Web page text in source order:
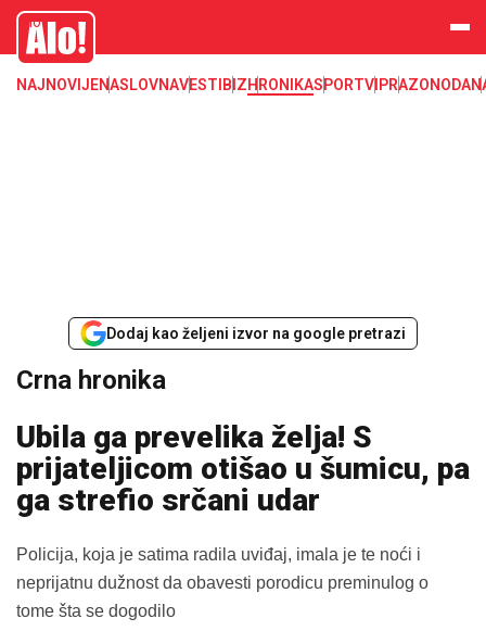
Crna hronika, smrt, ubistvo, likvidacija, krađa, pljačka, hapšenje, policija,
poginuli, zaplena, carina
Alo
NAJNOVIJENASLOVNAVESTI BIZHRONIKASPORTVIPRAZONODA
Dodaj kao željeni izvor na google pretrazi
Crna hronika
Ubila ga prevelika želja! S
prijateljicom otišao u šumicu, pa
ga strefio srčani udar
Policija, koja je satima radila uviđaj, imala je te noći i
neprijatnu dužnost da obavesti porodicu preminulog o
tome šta se dogodilo